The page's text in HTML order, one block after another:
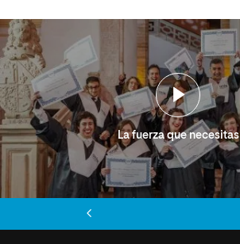
La fuerza que necesitas